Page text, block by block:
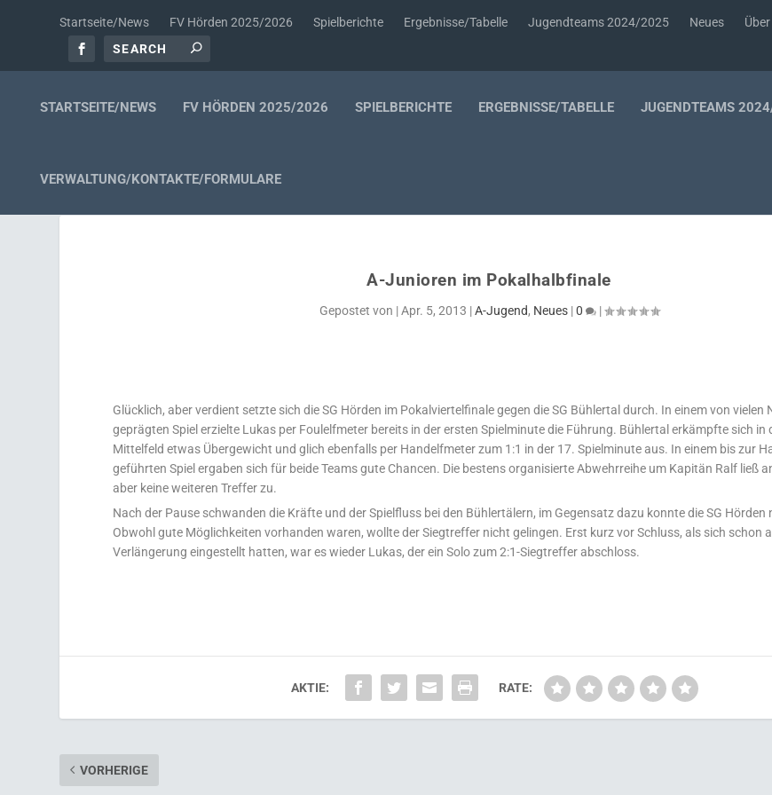
Startseite/News FV Hörden 2025/2026 Spielberichte Ergebnisse/Tabelle Jugendteams 2024/2025 Neues
STARTSEITE/NEWS FV HÖRDEN 2025/2026 SPIELBERICHTE ERGEBNISSE/TABELLE JUGENDTEAMS
VERWALTUNG/KONTAKTE/FORMULARE
A-Junioren im Pokalhalbfinale
Gepostet von |Apr. 5, 2013 |A-Jugend, Neues|0 |
Glücklich, aber verdient setzte sich die SG Hörden im Pokalviertelfinale gegen die SG Bühlertal durch. In einem von vielen
geprägten Spiel erzielte Lukas per Foulelfmeter bereits in der ersten Spielminute die Führung. Bühlertal erkämpfte sich in
Mittelfeld etwas Übergewicht und glich ebenfalls per Handelfmeter zum 1:1 in der 17. Spielminute aus. In einem bis zur
geführten Spiel ergaben sich für beide Teams gute Chancen. Die bestens organisierte Abwehrreihe um Kapitän Ralf ließ
aber keine weiteren Treffer zu.
Nach der Pause schwanden die Kräfte und der Spielfluss bei den Bühlertälern, im Gegensatz dazu konnte die SG Hörden
Obwohl gute Möglichkeiten vorhanden waren, wollte der Siegtreffer nicht gelingen. Erst kurz vor Schluss, als sich schon
Verlängerung eingestellt hatten, war es wieder Lukas, der ein Solo zum 2:1-Siegtreffer abschloss.
AKTIE: RATE:
VORHERIGE